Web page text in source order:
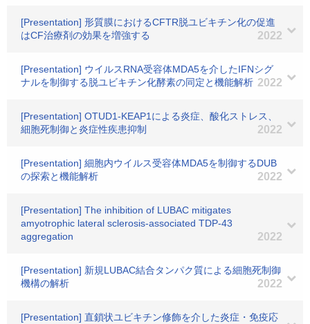
[Presentation] 形質膜におけるCFTR脱ユビキチン化の促進
はCF治療剤の効果を増強する
2022
[Presentation] ウイルスRNA受容体MDA5を介したIFNシグ
ナルを制御する脱ユビキチン化酵素の同定と機能解析 2022
[Presentation] OTUD1-KEAP1による炎症、酸化ストレス、
細胞死制御と炎症性疾患抑制
2022
[Presentation] 細胞内ウイルス受容体MDA5を制御するDUB
の探索と機能解析
2022
[Presentation] The inhibition of LUBAC mitigates
amyotrophic lateral sclerosis-associated TDP-43
aggregation
2022
[Presentation] 新規LUBAC結合タンパク質による細胞死制御
機構の解析
2022
[Presentation] 直鎖状ユビキチン修飾を介した炎症・免疫応